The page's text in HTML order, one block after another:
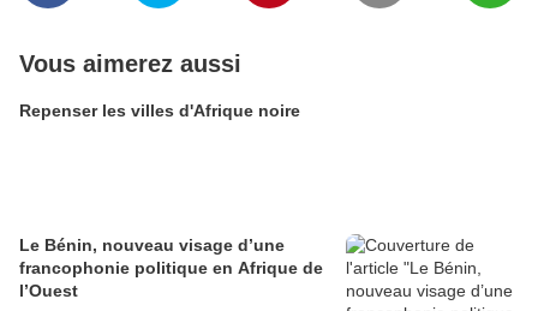
Vous aimerez aussi
Repenser les villes d'Afrique noire
Le Bénin, nouveau visage d’une
francophonie politique en Afrique de
l’Ouest